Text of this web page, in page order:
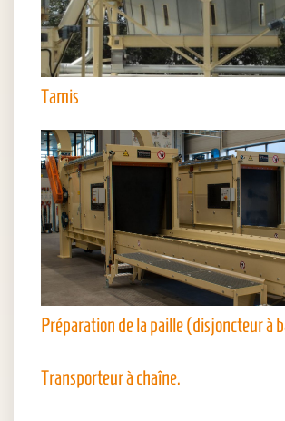
Tamis
Préparation de la paille (disjoncteur à
Transporteur à chaîne.